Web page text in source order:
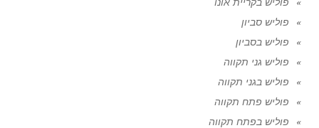
פוליש סביון
פוליש בסביון
פוליש גני תקווה
פוליש בגני תקווה
פוליש פתח תקווה
פוליש בפתח תקווה